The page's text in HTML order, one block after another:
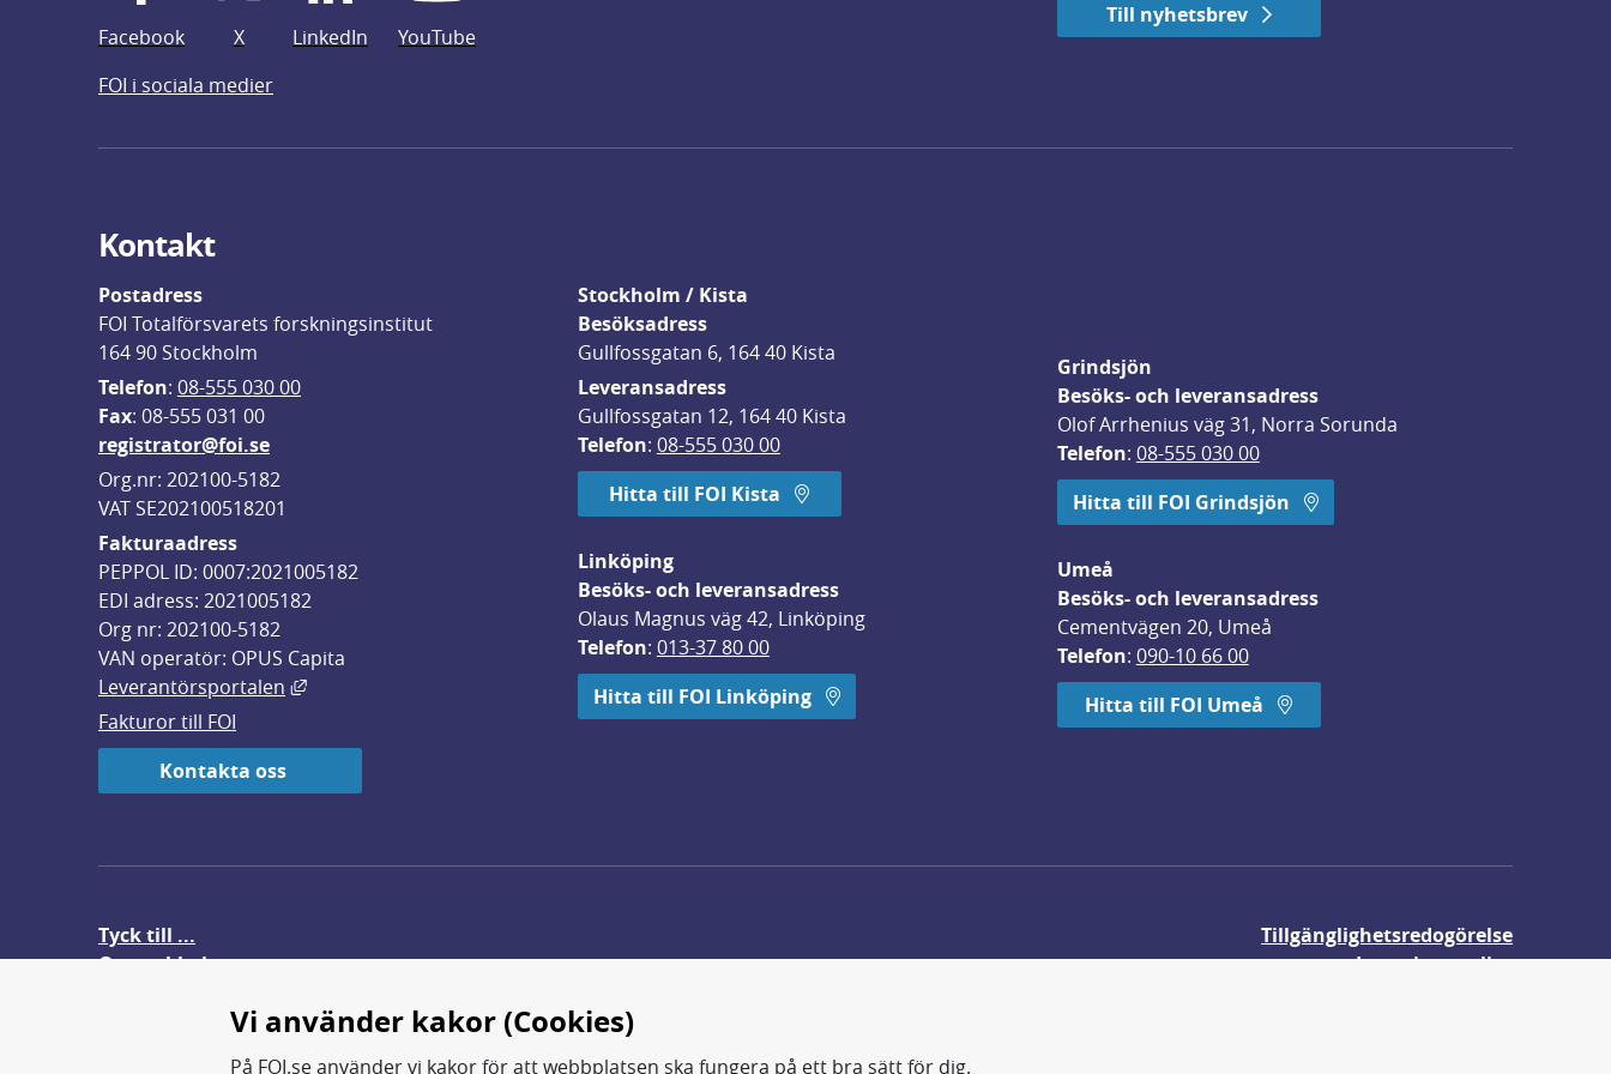
Facebook X LinkedIn
YouTube
FOI i sociala medier
Till nyhetsbrev
Kontakt
Postadress
FOI Totalförsvarets forskningsinstitut
164 90 Stockholm
Telefon: 08-555 030 00
Fax: 08-555 031 00
registrator@foi.se
Org.nr: 202100-5182
VAT SE202100518201
Fakturaadress
PEPPOL ID: 0007:2021005182
EDI adress: 2021005182
Org nr: 202100-5182
VAN operatör: OPUS Capita
Leverantörsportalen
Länk till annan webbplats, öppnas i nytt fönster.
Fakturor till FOI
Kontakta oss
Stockholm / Kista
Besöksadress
Gullfossgatan 6, 164 40 Kista
Leveransadress
Gullfossgatan 12, 164 40 Kista
Telefon: 08-555 030 00
Hitta till FOI Kista
Linköping
Besöks- och leveransadress
Olaus Magnus väg 42, Linköping
Telefon: 013-37 80 00
Hitta till FOI Linköping
Grindsjön
Besöks- och leveransadress
Olof Arrhenius väg 31, Norra Sorunda
Telefon: 08-555 030 00
Hitta till FOI Grindsjön
Umeå
Besöks- och leveransadress
Cementvägen 20, Umeå
Telefon: 090-10 66 00
Hitta till FOI Umeå
Tyck till ...
Om webbplatsen
Tillgänglighetsredogörelse
Integritetspolicy
Vi använder kakor (Cookies)
På FOI.se använder vi kakor för att webbplatsen ska fungera på ett bra sätt för dig.